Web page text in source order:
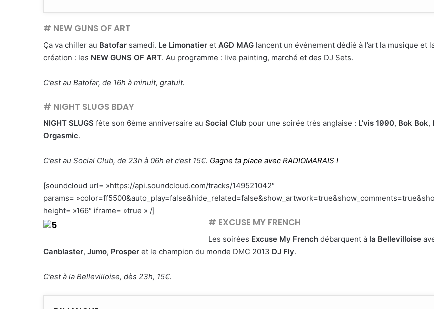
# NEW GUNS OF ART
Ça va chiller au Batofar samedi. Le Limonatier et AGD MAG lancent un événement dédié à l’art la musique et
création : les NEW GUNS OF ART. Au programme : live painting, marché et des DJ Sets.
C’est au Batofar, de 16h à minuit, gratuit.
# NIGHT SLUGS BDAY
NIGHT SLUGS fête son 6ème anniversaire au Social Club pour une soirée très anglaise : L’vis 1990, Bok Bok,
Orgasmic.
C’est au Social Club, de 23h à 06h et c’est 15€. Gagne ta place avec RADIOMARAIS !
[soundcloud url= »https://api.soundcloud.com/tracks/149521042″
params=
height= »166″ iframe= »true » /]
# EXCUSE MY FRENCH
Les soirées Excuse My Frenchdébarquent à la Bellevilloise
Canblaster, Jumo, Prosper et le champion du monde DMC 2013 DJ Fly.
C’est à la Bellevilloise, dès 23h, 15€.